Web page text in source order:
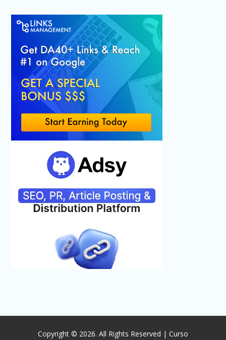
Copyright © 2026. All Rights Reserved | Curso